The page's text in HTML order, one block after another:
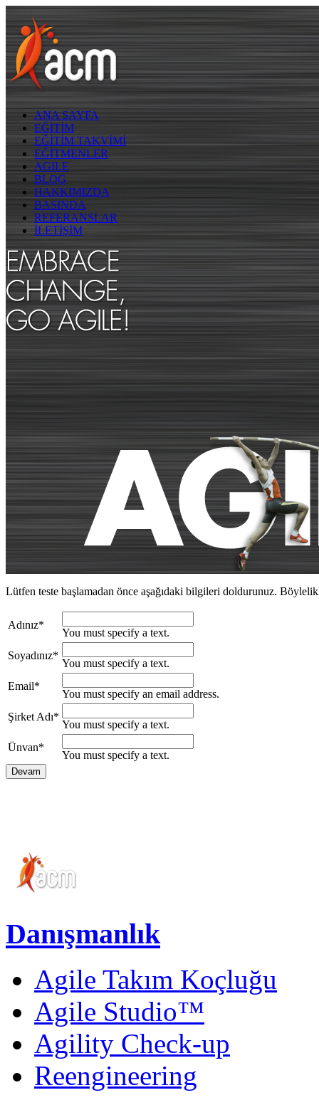
ANA SAYFA
EĞİTİM
EĞİTİM TAKVİMİ
EĞİTMENLER
AGILE
BLOG
HAKKIMIZDA
BASINDA
REFERANSLAR
İLETİŞİM
Lütfen teste başlamadan önce aşağıdaki bilgileri doldurunuz.
Adınız*
You must specify a text.
Soyadınız*
You must specify a text.
Email*
You must specify an email address.
Şirket Adı*
You must specify a text.
Ünvan*
You must specify a text.
Danışmanlık
Agile Takım Koçluğu
Agile Studio™
Agility Check-up
Reengineering